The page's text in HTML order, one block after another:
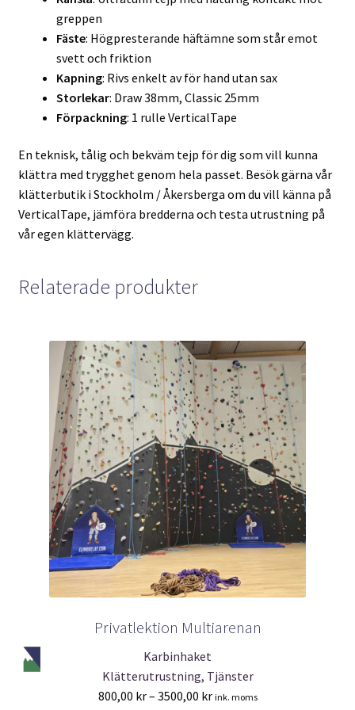
greppen
Fäste: Högpresterande häftämne som står emot
svett och friktion
Kapning: Rivs enkelt av för hand utan sax
Storlekar: Draw 38mm, Classic 25mm
Förpackning: 1 rulle VerticalTape
En teknisk, tålig och bekväm tejp för dig som vill kunna
klättra med trygghet genom hela passet. Besök gärna vår
klätterbutik i Stockholm / Åkersberga om du vill känna på
VerticalTape, jämföra bredderna och testa utrustning på
vår egen klättervägg.
Relaterade produkter
Privatlektion Multiarenan
Karbinhaket
Klätterutrustning, Tjänster
800,00 kr– 3500,00 krPrisintervall:
ink. moms